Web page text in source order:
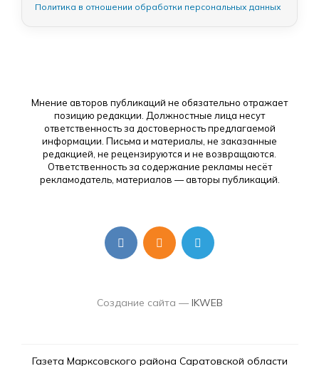
Политика в отношении обработки персональных данных
Мнение авторов публикаций не обязательно отражает
позицию редакции. Должностные лица несут
ответственность за достоверность предлагаемой
информации. Письма и материалы, не заказанные
редакцией, не рецензируются и не возвращаются.
Ответственность за содержание рекламы несёт
рекламодатель, материалов — авторы публикаций.
Создание сайта — IKWEB
Газета Марксовского района Саратовской области